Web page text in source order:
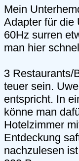
Mein
Adapter für die
60Hz surren
man hier
3 Restaurants/
teuer sein.
entspricht. In
könne man
Hotelzimmer
Entdeckung
nachzulesen